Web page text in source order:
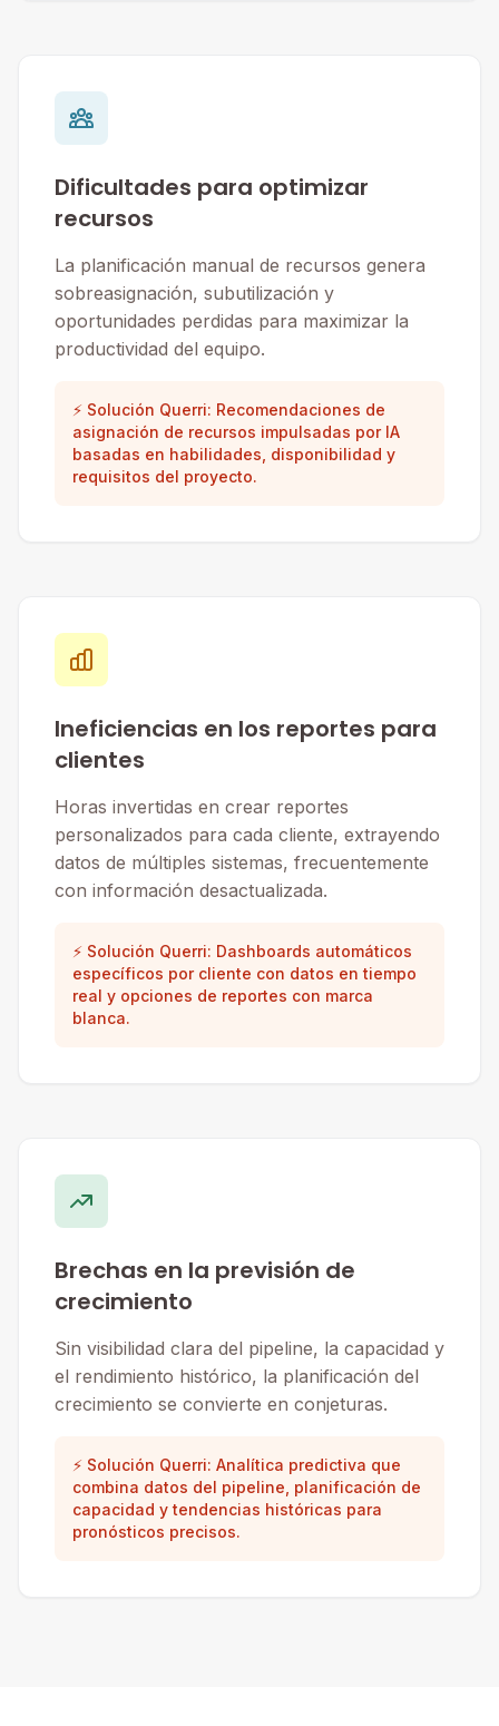
Dificultades para optimizar
recursos
La planificación manual de recursos genera
sobreasignación, subutilización y
oportunidades perdidas para maximizar la
productividad del equipo.
⚡ Solución Querri: Recomendaciones de
asignación de recursos impulsadas por IA
basadas en habilidades, disponibilidad y
requisitos del proyecto.
Ineficiencias en los reportes para
clientes
Horas invertidas en crear reportes
personalizados para cada cliente, extrayendo
datos de múltiples sistemas, frecuentemente
con información desactualizada.
⚡ Solución Querri: Dashboards automáticos
específicos por cliente con datos en tiempo
real y opciones de reportes con marca
blanca.
Brechas en la previsión de
crecimiento
Sin visibilidad clara del pipeline, la capacidad y
el rendimiento histórico, la planificación del
crecimiento se convierte en conjeturas.
⚡ Solución Querri: Analítica predictiva que
combina datos del pipeline, planificación de
capacidad y tendencias históricas para
pronósticos precisos.